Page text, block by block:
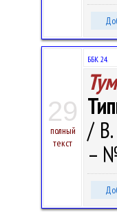
29
полный
текст
ББК 24.
/ В.
–